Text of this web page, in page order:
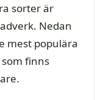
sorter är
Nedan
mest populära
finns